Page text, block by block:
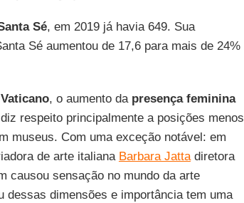
Sé, em 2019 já havia 649. Sua
Sé aumentou de 17,6 para mais de 24%
, o aumento da presença feminina
respeito principalmente a posições menos
museus. Com uma exceção notável: em
de arte italiana Barbara Jattadiretora
causou sensação no mundo da arte
dessas dimensões e importância tem uma